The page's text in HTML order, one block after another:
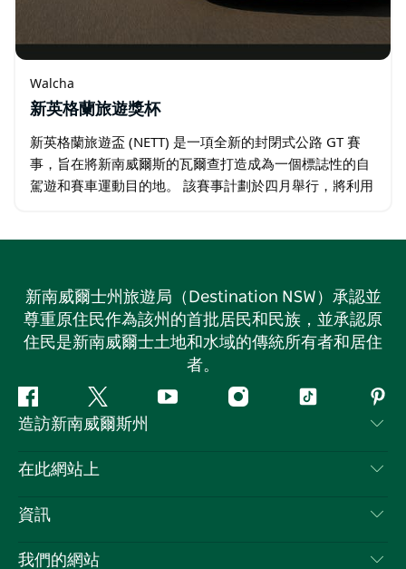
Walcha
新英格蘭旅遊獎杯
新英格蘭旅遊盃 (NETT) 是一項全新的封閉式公路 GT 賽
事，旨在將新南威爾斯的瓦爾查打造成為一個標誌性的自
駕遊和賽車運動目的地。 該賽事計劃於四月舉行，將利用
新南威爾士州旅遊局（Destination NSW）承認並
尊重原住民作為該州的首批居民和民族，並承認原
住民是新南威爾士土地和水域的傳統所有者和居住
者。
Facebook嘰
嘰
喳
Youtube Instagram抖
造訪新南威爾斯州
聯絡我們
隱私
Cookie 通知
在此網站上
目的地
資訊
旅行資訊
我們的網站